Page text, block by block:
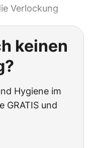
Verlockung
keinen
Hygiene im
GRATIS und